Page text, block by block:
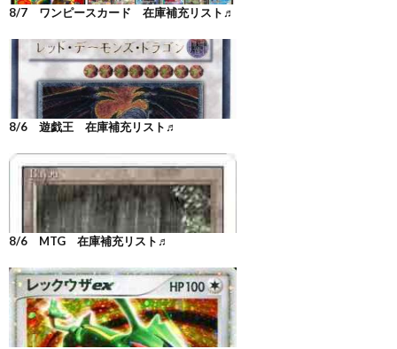
8/7 ワンピースカード 在庫補充リスト♬
8/6 遊戯王 在庫補充リスト♬
8/6 MTG 在庫補充リスト♬